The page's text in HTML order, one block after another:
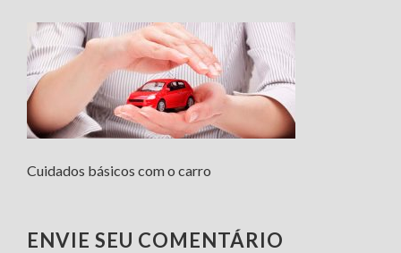
Cuidados básicos com o carro
ENVIE SEU COMENTÁRIO